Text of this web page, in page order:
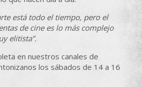
está todo el tiempo, pero el
de cine es lo más complejo
elitista”.
en nuestros canales de
los sábados de 14 a 16